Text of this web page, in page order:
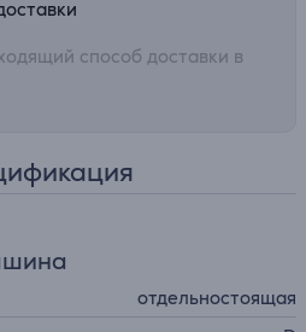
способ доставки в
отдельностоящая